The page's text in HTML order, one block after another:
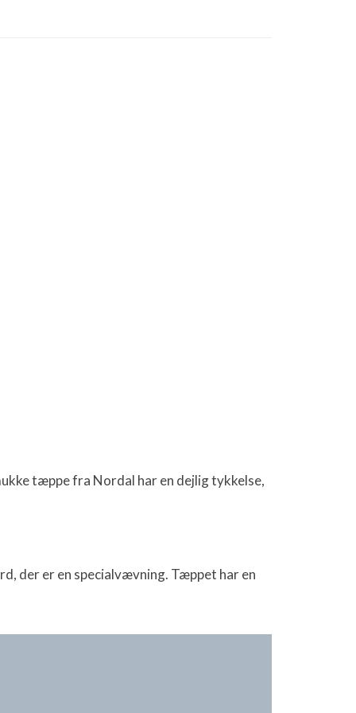
tæppe fra Nordal har en dejlig tykkelse,
der er en specialvævning. Tæppet har en